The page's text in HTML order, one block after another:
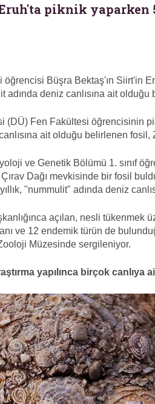
piknik yaparken
öğrencisi Büşra Bektaş'ın Siirt'in
adında deniz canlısına ait olduğu
(DÜ) Fen Fakültesi öğrencisinin
ait olduğu belirlenen
ve Genetik Bölümü 1. sınıf
Dağı mevkisinde bir fosil
"nummulit" adında deniz
açılan, nesli tükenmek
ve 12 endemik türün de
Zooloji Müzesinde sergileniyor.
yapılınca birçok canlıya